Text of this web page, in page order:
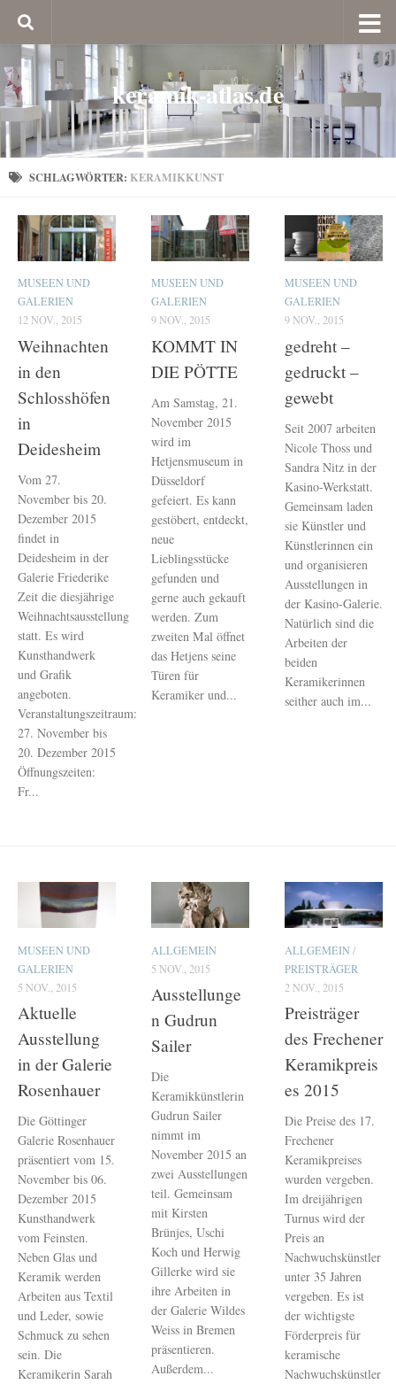
keramik-atlas.de
SCHLAGWÖRTER: KERAMIKKUNST
MUSEEN UND
GALERIEN
12 NOV., 2015
Weihnachten
in den
Schlosshöfen
in
Deidesheim
Vom 27.
November bis 20.
Dezember 2015
findet in
Deidesheim in der
Galerie Friederike
Zeit die diesjährige
Weihnachtsausstellung
statt. Es wird
Kunsthandwerk
und Grafik
angeboten.
Veranstaltungszeitraum:
27. November bis
20. Dezember 2015
Öffnungszeiten:
Fr...
MUSEEN UND
GALERIEN
9 NOV., 2015
KOMMT IN
DIE PÖTTE
Am Samstag, 21.
November 2015
wird im
Hetjensmuseum in
Düsseldorf
gefeiert. Es kann
gestöbert, entdeckt,
neue
Lieblingsstücke
gefunden und
gerne auch gekauft
werden. Zum
zweiten Mal öffnet
das Hetjens seine
Türen für
Keramiker und...
MUSEEN UND
GALERIEN
9 NOV., 2015
gedreht –
gedruckt –
gewebt
Seit 2007 arbeiten
Nicole Thoss und
Sandra Nitz in der
Kasino-Werkstatt.
Gemeinsam laden
sie Künstler und
Künstlerinnen ein
und organisieren
Ausstellungen in
der Kasino-Galerie.
Natürlich sind die
Arbeiten der
beiden
Keramikerinnen
seither auch im...
MUSEEN UND
GALERIEN
5 NOV., 2015
Aktuelle
Ausstellung
in der Galerie
Rosenhauer
Die Göttinger
Galerie Rosenhauer
präsentiert vom 15.
November bis 06.
Dezember 2015
Kunsthandwerk
vom Feinsten.
Neben Glas und
Keramik werden
Arbeiten aus Textil
und Leder, sowie
Schmuck zu sehen
sein. Die
Keramikerin Sarah
ALLGEMEIN
5 NOV., 2015
Ausstellunge
n Gudrun
Sailer
Die
Keramikkünstlerin
Gudrun Sailer
nimmt im
November 2015 an
zwei Ausstellungen
teil. Gemeinsam
mit Kirsten
Brünjes, Uschi
Koch und Herwig
Gillerke wird sie
ihre Arbeiten in
der Galerie Wildes
Weiss in Bremen
präsentieren.
Außerdem...
ALLGEMEIN/
PREISTRÄGER
2 NOV., 2015
Preisträger
des Frechener
Keramikpreis
es 2015
Die Preise des 17.
Frechener
Keramikpreises
wurden vergeben.
Im dreijährigen
Turnus wird der
Preis an
Nachwuchskünstler
unter 35 Jahren
vergeben. Es ist
der wichtigste
Förderpreis für
keramische
Nachwuchskünstler